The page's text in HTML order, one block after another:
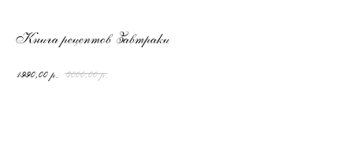
Книга рецептов Завтраки
1990,00 р. 3000,00 р.